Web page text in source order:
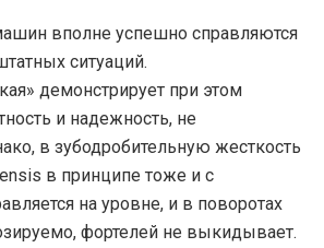
вполне успешно справляются
ситуаций.
демонстрирует при этом
и надежность, не
в зубодробительную жесткость
в принципе тоже и с
на уровне, и в поворотах
фортелей не выкидывает.